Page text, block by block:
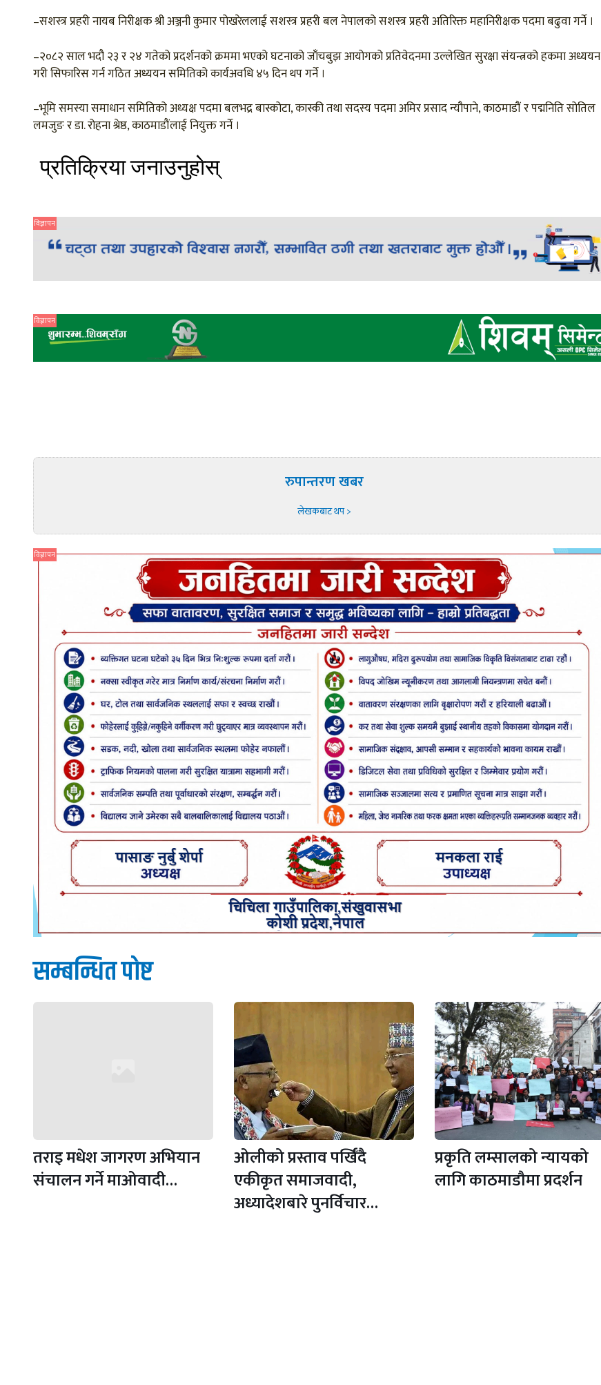
–सशस्त्र प्रहरी नायब निरीक्षक श्री अञ्जनी कुमार पोखरेललाई सशस्त्र प्रहरी बल नेपालको सशस्त्र प्रहरी अतिरिक्त महानिरीक्षक पदमा बढुवा गर्ने ।
–२०८२ साल भदौ २३ र २४ गतेको प्रदर्शनको क्रममा भएको घटनाको जाँचबुझ आयोगको प्रतिवेदनमा उल्लेखित सुरक्षा संयन्त्रको हकमा अध्ययन
गरी सिफारिस गर्न गठित अध्ययन समितिको कार्यअवधि ४५ दिन थप गर्ने ।
–भूमि समस्या समाधान समितिको अध्यक्ष पदमा बलभद्र बास्कोटा, कास्की तथा सदस्य पदमा अमिर प्रसाद न्यौपाने, काठमाडौं र पद्मनिति सोतिल
लमजुङ र डा. रोहना श्रेष्ठ, काठमाडौंलाई नियुक्त गर्ने ।
प्रतिक्रिया जनाउनुहाेस्
विज्ञापन
विज्ञापन
रुपान्तरण खबर
लेखकबाट थप >
विज्ञापन
सम्बन्धित पाेष्ट
तराइ मधेश जागरण अभियान
संचालन गर्ने माओवादी…
ओलीको प्रस्ताव पर्खिँदै
एकीकृत समाजवादी,
अध्यादेशबारे पुनर्विचार…
प्रकृति लम्सालको न्यायको
लागि काठमाडौमा प्रदर्शन